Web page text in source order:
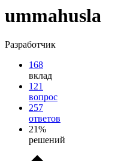
ummahusla
Разработчик
168
вклад
121
вопрос
257
ответов
21%
решений